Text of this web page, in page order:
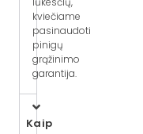
kviečiame
pasinaudoti
pinigų
grąžinimo
garantija.
Kaip